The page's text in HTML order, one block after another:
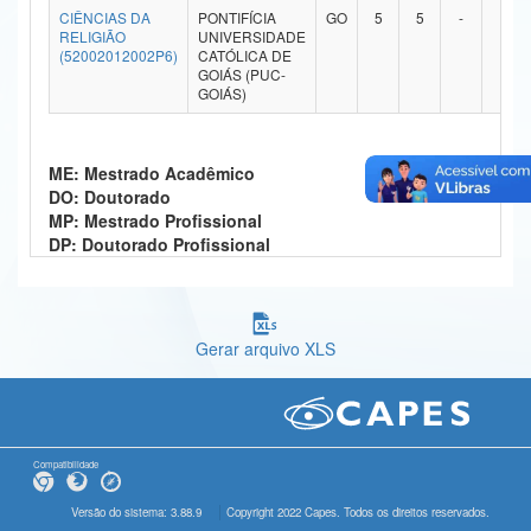
Ministério da Ciência, Tecnologia, Inovações e Comunicações
Ministério do Desenvolvimento Regional
Controladoria-Geral da União
CIÊNCIAS DA
RELIGIÃO
(52002012002P6)
PONTIFÍCIA
UNIVERSIDADE
CATÓLICA DE
GOIÁS (PUC-
GOIÁS)
GO 5 5 -
ME: Mestrado Acadêmico
DO: Doutorado
MP: Mestrado Profissional
DP: Doutorado Profissional
Gerar arquivo XLS
Compatibilidade
Versão do sistema: 3.88.9 Copyright 2022 Capes. Todos os direitos reservados.